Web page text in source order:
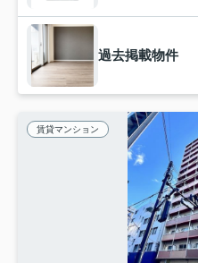
過去掲載物件
賃貸マンション